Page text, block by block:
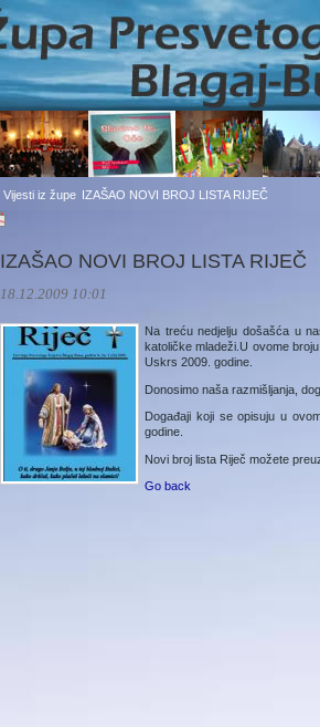
Vijesti iz župe IZAŠAO NOVI BROJ LISTA RIJEČ
IZAŠAO NOVI BROJ LISTA RIJEČ
18.12.2009 10:01
Na treću nedjelju došašća u
katoličke mladeži.U ovome
Uskrs 2009. godine.
Donosimo naša razmišljanja,
Događaji koji se opisuju u
godine.
Novi broj lista Riječ možete
Go back